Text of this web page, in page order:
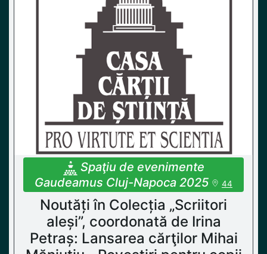
Spaţiu de evenimente
Gaudeamus Cluj-Napoca 2025
44
Noutăți în Colecția „Scriitori
aleși”, coordonată de Irina
Petraș: Lansarea cărţilor Mihai